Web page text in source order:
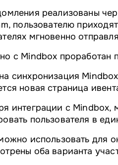
реализованы
пользователю
мгновенно
с Mindbox проработан
синхронизация
новая страница
интеграции с
пользователя в
использовать для
оба варианта